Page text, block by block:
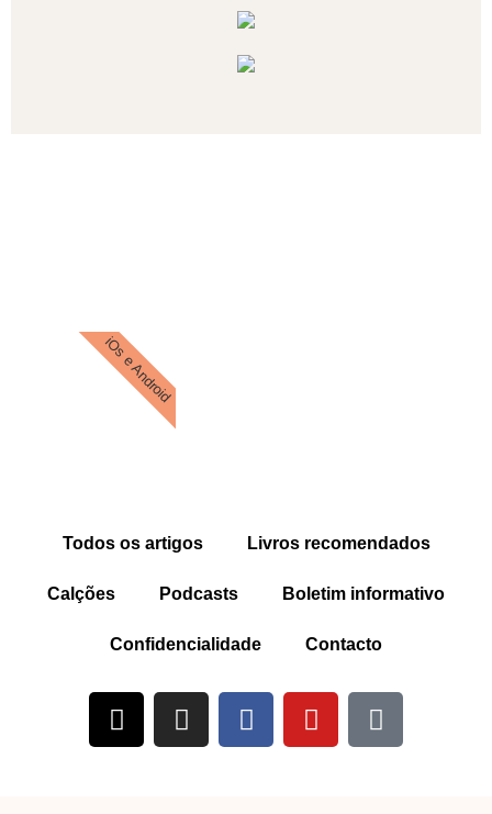
iOs e Android
Todos os artigos Livros recomendados
Calções Podcasts Boletim informativo
Confidencialidade Contacto